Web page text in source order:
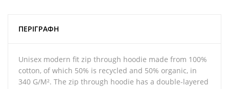
ΠΕΡΙΓΡΑΦΉ
Unisex modern fit zip through hoodie made from 100%
cotton, of which 50% is recycled and 50% organic, in
340 G/M². The zip through hoodie has a double-layered